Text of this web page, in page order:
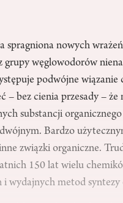
spragniona nowych
grupy węglowodorów
podwójne wiązanie
bez cienia przesady – że
substancji
Bardzo
związki organiczne.
150 lat wielu
wydajnych metod syntezy